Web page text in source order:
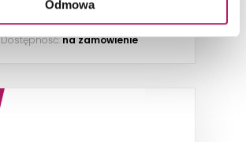
Odmowa
Dostępność:na zamówienie